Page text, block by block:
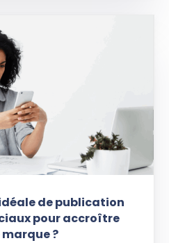
de publication
pour accroître
?